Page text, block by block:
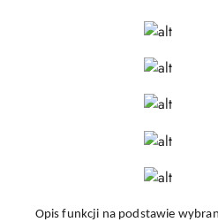
Opis funkcji na podstawie